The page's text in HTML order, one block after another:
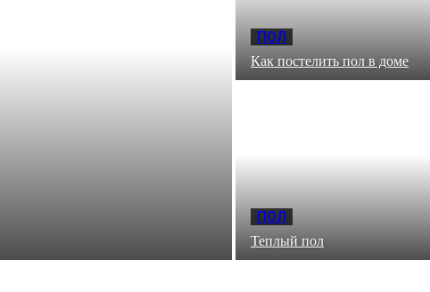
ПОЛ
Как постелить пол в доме
ПОЛ
Теплый пол